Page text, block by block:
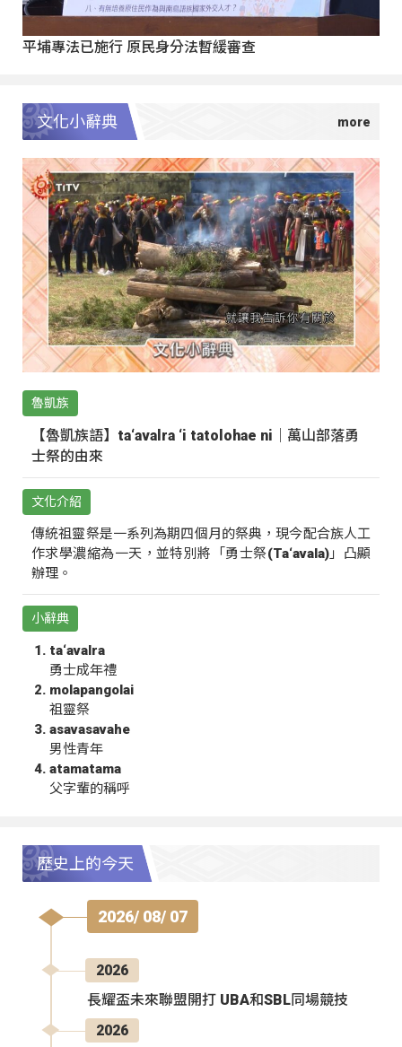
平埔專法已施行 原民身分法暫緩審查
文化小辭典
魯凱族
【魯凱族語】ta‘avalra ‘i tatolohae ni｜萬山部落勇
士祭的由來
文化介紹
傳統祖靈祭是一系列為期四個月的祭典，現今配合族人工
作求學濃縮為一天，並特別將「勇士祭(Ta‘avala)」凸顯
辦理。
小辭典
ta‘avalra
勇士成年禮
molapangolai
祖靈祭
asavasavahe
男性青年
atamatama
父字輩的稱呼
歷史上的今天
2026/ 08/ 07
2026
長耀盃未來聯盟開打 UBA和SBL同場競技
2026